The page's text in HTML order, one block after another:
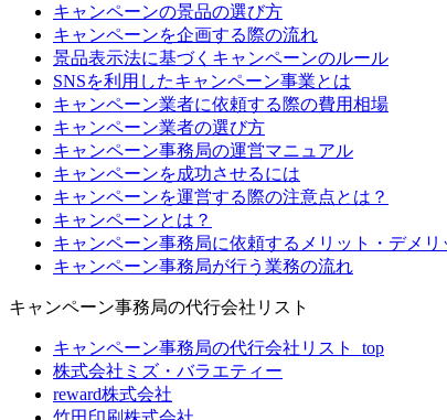
キャンペーンの景品の選び方
キャンペーンを企画する際の流れ
景品表示法に基づくキャンペーンのルール
SNSを利用したキャンペーン事業とは
キャンペーン業者に依頼する際の費用相場
キャンペーン業者の選び方
キャンペーン事務局の運営マニュアル
キャンペーンを成功させるには
キャンペーンを運営する際の注意点とは？
キャンペーンとは？
キャンペーン事務局に依頼するメリット・デメリ
キャンペーン事務局が行う業務の流れ
キャンペーン事務局の代行会社リスト
キャンペーン事務局の代行会社リスト_top
株式会社ミズ・バラエティー
reward株式会社